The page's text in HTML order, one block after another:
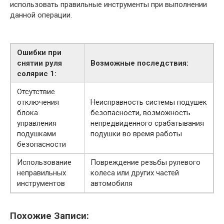
использовать правильные инструменты при выполнении
данной операции.
Ошибки при
снятии руля
солярис 1:
Возможные последствия:
Отсутствие
отключения
блока
управления
подушками
безопасности
Неисправность системы подушек
безопасности, возможность
непредвиденного срабатывания
подушки во время работы
Использование
неправильных
инструментов
Повреждение резьбы рулевого
колеса или других частей
автомобиля
Похожие Записи: